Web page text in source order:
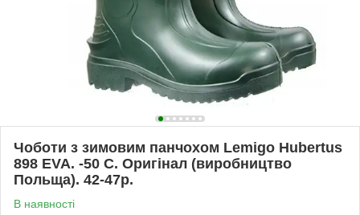
Чоботи з зимовим панчохом Lemigo Hubertus
898 EVA. -50 С. Оригінал (виробництво
Польща). 42-47р.
В наявності